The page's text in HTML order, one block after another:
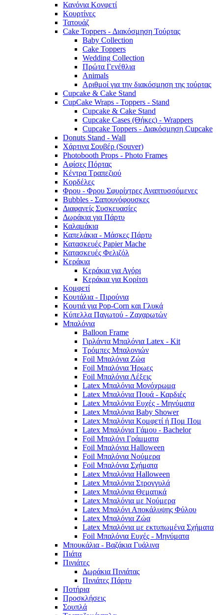
Κανόνια Κονφετί
Κουρτίνες
Τατουάζ
Cake Toppers - Διακόσμηση Τούρτας
Baby Collection
Cake Toppers
Wedding Collection
Πρώτα Γενέθλια
Animals
Αριθμοί για την διακόσμηση της τούρτας
Cupcake & Cake Stand
CupCake Wraps - Toppers - Stand
Cupcake & Cake Stand
Cupcake Cases (Θήκες) - Wrappers
Cupcake Toppers - Διακόσμηση Cupcake
Donuts Stand - Wall
Χάρτινα Σουβέρ (Souver)
Photobooth Props - Photo Frames
Αφίσες Πόρτας
Κέντρα Τραπεζιού
Κορδέλες
Φρου - Φρου Σφυρίχτρες Αναπτυσσόμενες
Bubbles - Σαπουνόφουσκες
Διαφανείς Συσκευασίες
Δωράκια για Πάρτυ
Καλαμάκια
Καπελάκια - Μάσκες Πάρτυ
Κατασκευές Papier Mache
Κατασκευές Φελιζόλ
Κεράκια
Κεράκια για Αγόρι
Κεράκια για Κορίτσι
Κομφετί
Κουτάλια - Πιρούνια
Κουτιά για Pop-Corn και Γλυκά
Κύπελλα Παγωτού - Ζαχαρωτών
Μπαλόνια
Balloon Frame
Γιρλάντα Μπαλόνια Latex - Kit
Τρόμπες Μπαλονιών
Foil Μπαλόνια Ζώα
Foil Μπαλόνια Ήρωες
Foil Μπαλόνια Λέξεις
Latex Μπαλόνια Μονόχρωμα
Latex Μπαλόνια Πουά - Καρδιές
Latex Μπαλόνια Ευχές - Μηνύματα
Latex Μπαλόνια Baby Shower
Latex Μπαλόνια Κομφετί ή Πομ Πομ
Latex Μπαλόνια Γάμου - Bachelor
Foil Μπαλόνι Γράμματα
Foil Μπαλόνια Halloween
Foil Μπαλόνια Νούμερα
Foil Μπαλόνια Σχήματα
Latex Μπαλόνια Halloween
Latex Μπαλόνια Στρογγυλά
Latex Μπαλόνια Θεματικά
Latex Μπαλόνια με Νούμερα
Latex Μπαλόνι Αποκάλυψης Φύλου
Latex Μπαλόνια Ζώα
Latex Μπαλόνια με εκτυπωμένα Σχήματα
Foil Μπαλόνια Ευχές - Μηνύματα
Μπουκάλια - Βαζάκια Γυάλινα
Πιάτα
Πινιάτες
Δωράκια Πινιάτας
Πινιάτες Πάρτυ
Ποτήρια
Προσκλήσεις
Σουπλά